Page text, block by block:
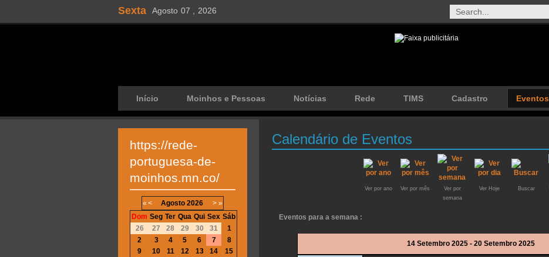
Sexta Agosto 07 , 2026
Início Moinhos e Pessoas Notícias Rede TIMS Cadastro Eventos
Calendário de Eventos
Ver por ano Ver por mês
Ver por
semana
Ver Hoje Buscar
Eventos para a semana :
14 Setembro 2025 - 20 Setembro 2025
https://rede-
portuguesa-de-
moinhos.mn.co/
« < Agosto 2026 > »
Dom Seg Ter Qua Qui Sex Sáb
26
27 28 29 30 31
1
2
3 4 5 6 7
8
9
10 11 12 13 14
15